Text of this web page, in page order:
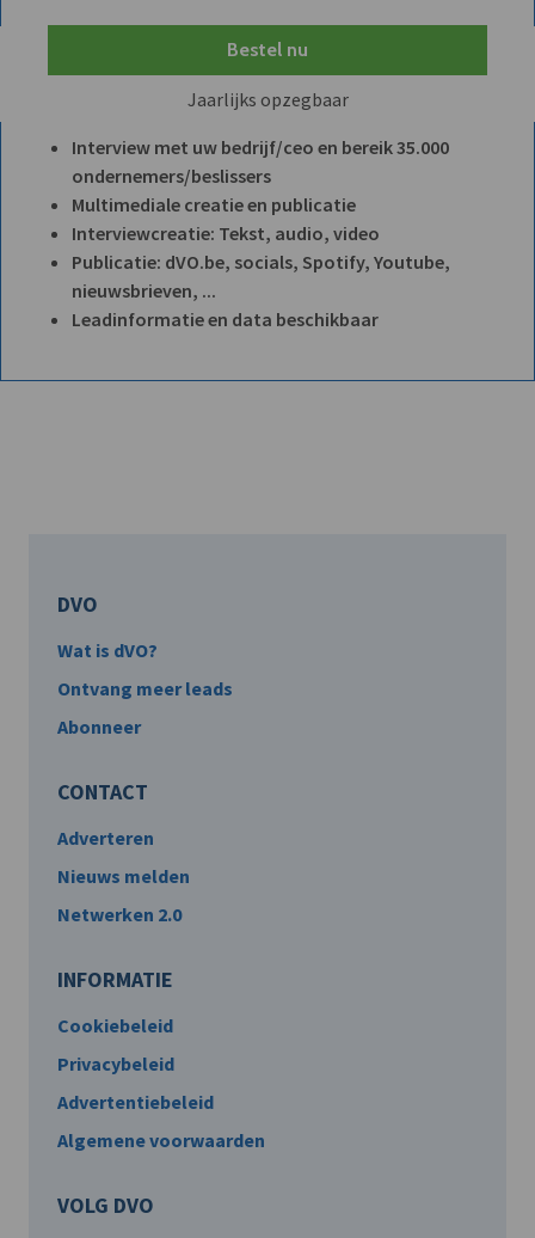
Bestel nu
Jaarlijks opzegbaar
Interview met uw bedrijf/ceo en bereik 35.000
ondernemers/beslissers
Multimediale creatie en publicatie
Interviewcreatie: Tekst, audio, video
Publicatie: dVO.be, socials, Spotify, Youtube,
nieuwsbrieven, ...
Leadinformatie en data beschikbaar
DVO
Wat is dVO?
Ontvang meer leads
Abonneer
CONTACT
Adverteren
Nieuws melden
Netwerken 2.0
INFORMATIE
Cookiebeleid
Privacybeleid
Advertentiebeleid
Algemene voorwaarden
VOLG DVO